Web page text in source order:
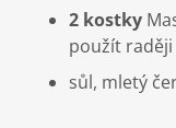
2 kostky
použít raději
sůl, mletý